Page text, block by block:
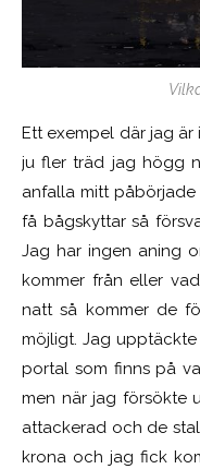
Ett exempel där jag
ju fler träd jag högg
anfalla mitt
få bågskyttar så
Jag har ingen aning
kommer från eller
natt så kommer de
möjligt. Jag
portal som finns på
men när jag försökte
attackerad och de
krona och jag fick